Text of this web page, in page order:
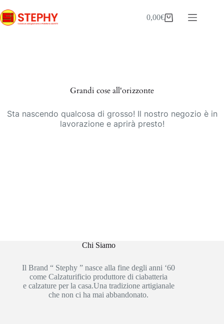
al
contenuto
Carrello
0,00€
Grandi cose all'orizzonte
Sta nascendo qualcosa di grosso! Il nostro negozio è in
lavorazione e aprirà presto!
Chi Siamo
Il Brand “ Stephy ” nasce alla fine degli anni ‘60
come Calzaturificio produttore di ciabatteria
e calzature per la casa.Una tradizione artigianale
che non ci ha mai abbandonato.